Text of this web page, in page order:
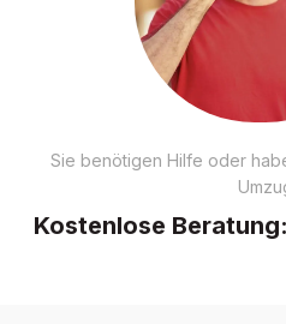
Sie benötigen Hilfe oder
Kostenlose Beratung: